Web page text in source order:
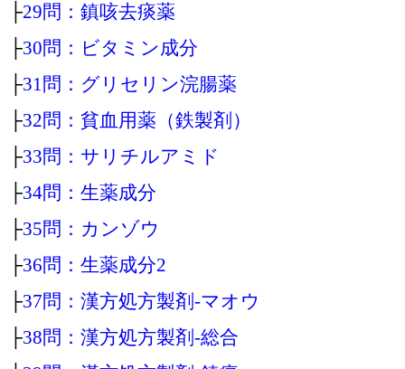
├29問：鎮咳去痰薬
├30問：ビタミン成分
├31問：グリセリン浣腸薬
├32問：貧血用薬（鉄製剤）
├33問：サリチルアミド
├34問：生薬成分
├35問：カンゾウ
├36問：生薬成分2
├37問：漢方処方製剤‐マオウ
├38問：漢方処方製剤‐総合